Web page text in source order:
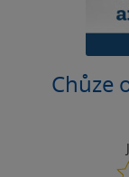
Chůze